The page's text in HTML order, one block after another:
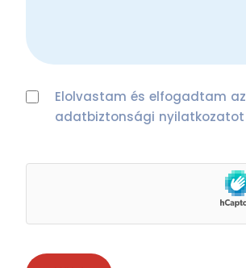
Elolvastam és elfogadtam az
adatbiztonsági nyilatkozatot